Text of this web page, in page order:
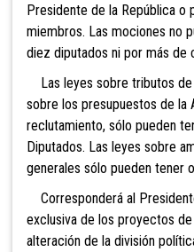
Presidente de la República o
miembros. Las mociones no
diez diputados ni por más de
Las leyes sobre tributos de
sobre los presupuestos de la
reclutamiento, sólo pueden
Diputados. Las leyes sobre
generales sólo pueden tener
Corresponderá al
exclusiva de los proyectos
alteración de la división